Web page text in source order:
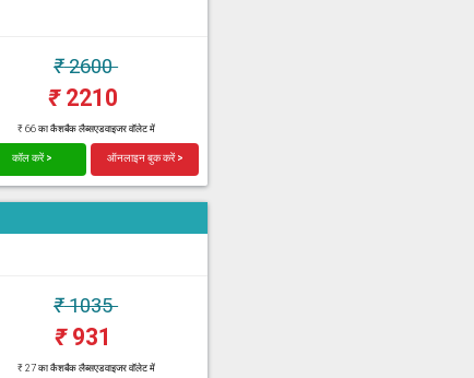
₹2600
₹2210
₹ 66 का कैशबैक लैब्सएडवाइजर वॉलेट में
कॉल करें > ऑनलाइन बुक करें >
₹1035
₹931
₹ 27 का कैशबैक लैब्सएडवाइजर वॉलेट में